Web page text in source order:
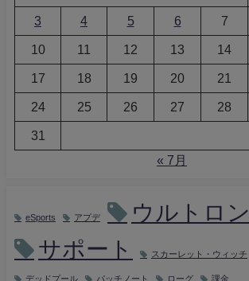
3 4 5 6 7
10 11 12 13 14
17 18 19 20 21
24 25 26 27 28
31
« 7月
eSports アプデ
ウルトロン
サポート
スカーレット・ウィッチ
デッドプール パッチノート ローグ 課金